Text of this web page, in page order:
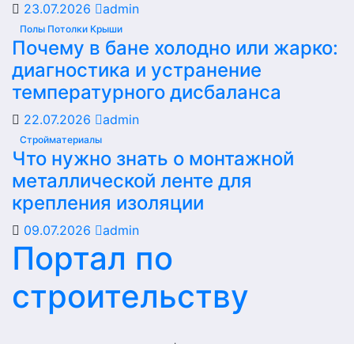
23.07.2026 admin
Полы Потолки Крыши
Почему в бане холодно или жарко:
диагностика и устранение
температурного дисбаланса
22.07.2026 admin
Стройматериалы
Что нужно знать о монтажной
металлической ленте для
крепления изоляции
09.07.2026 admin
Портал по
строительству